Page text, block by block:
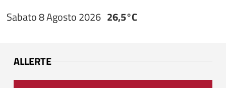
Sabato 8 Agosto 2026 26,5°C
ALLERTE